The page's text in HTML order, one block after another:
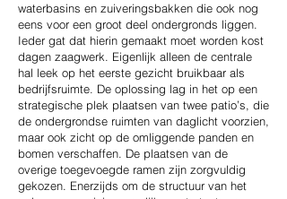
waterbasins en zuiveringsbakken die ook nog
eens voor een groot deel ondergronds liggen.
Ieder gat dat hierin gemaakt moet worden kost
dagen zaagwerk. Eigenlijk alleen de centrale
hal leek op het eerste gezicht bruikbaar als
bedrijfsruimte. De oplossing lag in het op een
strategische plek plaatsen van twee patio’s, die
de ondergrondse ruimten van daglicht voorzien,
maar ook zicht op de omliggende panden en
bomen verschaffen. De plaatsen van de
overige toegevoegde ramen zijn zorgvuldig
gekozen. Enerzijds om de structuur van het